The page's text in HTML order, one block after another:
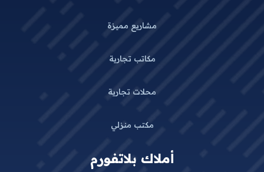
مشاريع مميزة
مكاتب تجارية
محلات تجارية
مكتب منزلي
أملاك بلاتفورم